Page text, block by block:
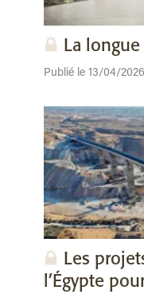
La longue
Publié le 13/04/
Les
l’Égypte